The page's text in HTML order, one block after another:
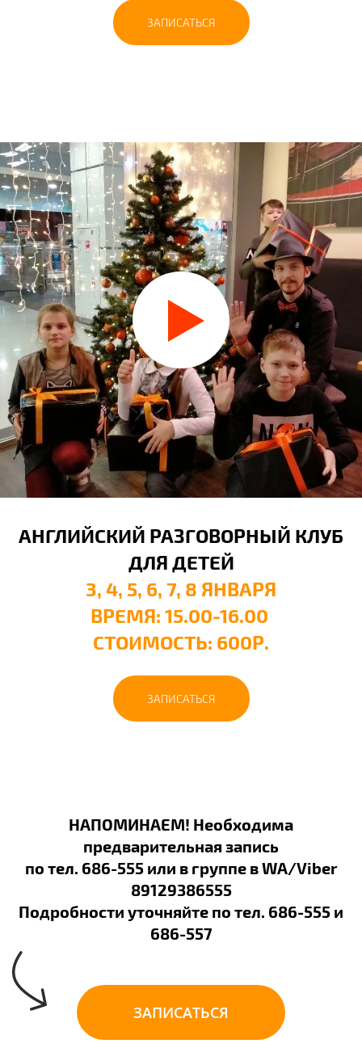
ЗАПИСАТЬСЯ
АНГЛИЙСКИЙ РАЗГОВОРНЫЙ КЛУБ
ДЛЯ ДЕТЕЙ
3, 4, 5, 6, 7, 8 ЯНВАРЯ
ВРЕМЯ: 15.00-16.00
СТОИМОСТЬ: 600Р.
ЗАПИСАТЬСЯ
НАПОМИНАЕМ! Необходима
предварительная запись
по тел. 686-555 или в группе в WA/Viber
89129386555
Подробности уточняйте по тел. 686-555 и
686-557
ЗАПИСАТЬСЯ